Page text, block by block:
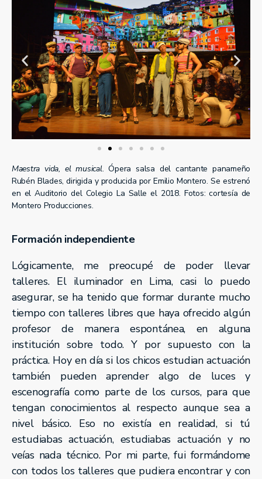
Maestra vida, el musical. Ópera salsa del cantante panameño
Rubén Blades, dirigida y producida por Emilio Montero. Se estrenó
en el Auditorio del Colegio La Salle el 2018. Fotos: cortesía de
Montero Producciones.
Formación independiente
Lógicamente, me preocupé de poder llevar
talleres. El iluminador en Lima, casi lo puedo
asegurar, se ha tenido que formar durante mucho
tiempo con talleres libres que haya ofrecido algún
profesor de manera espontánea, en alguna
institución sobre todo. Y por supuesto con la
práctica. Hoy en día si los chicos estudian actuación
también pueden aprender algo de luces y
escenografía como parte de los cursos, para que
tengan conocimientos al respecto aunque sea a
nivel básico. Eso no existía en realidad, si tú
estudiabas actuación, estudiabas actuación y no
veías nada técnico. Por mi parte, fui formándome
con todos los talleres que pudiera encontrar y con